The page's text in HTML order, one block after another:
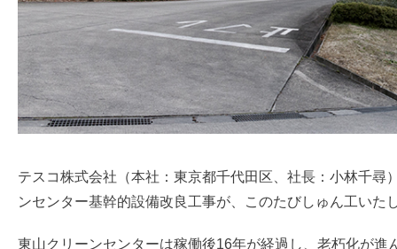
テスコ株式会社（本社：東京都千代田区、社長：小林千
ンセンター基幹的設備改良工事が、このたびしゅん工いた
東山クリーンセンターは稼働後16年が経過し、老朽化が